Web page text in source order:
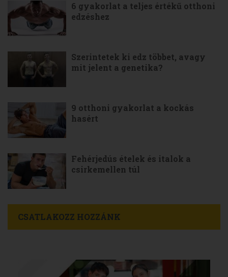
6 gyakorlat a teljes értékű otthoni
edzéshez
Szerintetek ki edz többet, avagy
mit jelent a genetika?
9 otthoni gyakorlat a kockás
hasért
Fehérjedús ételek és italok a
csirkemellen túl
CSATLAKOZZ HOZZÁNK